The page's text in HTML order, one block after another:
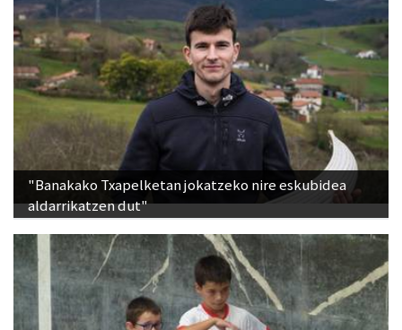
"Banakako Txapelketan jokatzeko nire eskubidea
aldarrikatzen dut"